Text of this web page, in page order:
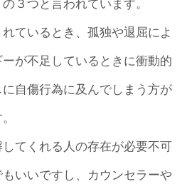
の３つと言われています。
ているとき、孤独や退屈によ
が不足しているときに衝動的
自傷行為に及んでしまう方が
てくれる人の存在が必要不可
いいですし、カウンセラーや